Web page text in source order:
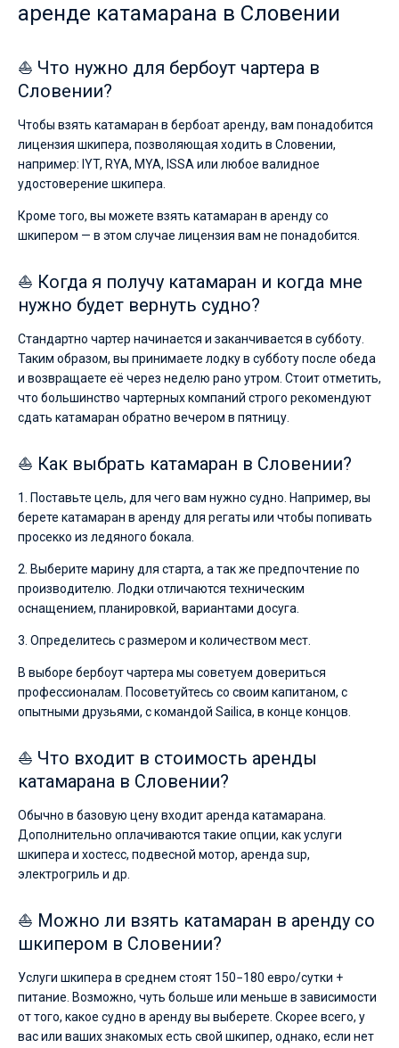
как
спокойного
отдыха,
и
яхтсменов,
которые
не
себе
жизни
Ближайшие
регионы
яхтинга:
Изола,
Порторож.
аренде катамарана в Словении
⛵ Что нужно для бербоут чартера в
Словении?
Чтобы взять катамаран в бербоат аренду, вам понадобится
лицензия шкипера, позволяющая ходить в Словении,
например: IYT, RYA, MYA, ISSA или любое валидное
удостоверение шкипера.
Кроме того, вы можете взять катамаран в аренду со
шкипером — в этом случае лицензия вам не понадобится.
⛵ Когда я получу катамаран и когда мне
нужно будет вернуть судно?
Стандартно чартер начинается и заканчивается в субботу.
Таким образом, вы принимаете лодку в субботу после обеда
и возвращаете её через неделю рано утром. Стоит отметить,
что большинство чартерных компаний строго рекомендуют
сдать катамаран обратно вечером в пятницу.
⛵ Как выбрать катамаран в Словении?
1. Поставьте цель, для чего вам нужно судно. Например, вы
берете катамаран в аренду для регаты или чтобы попивать
просекко из ледяного бокала.
2. Выберите марину для старта, а так же предпочтение по
производителю. Лодки отличаются техническим
оснащением, планировкой, вариантами досуга.
3. Определитесь с размером и количеством мест.
В выборе бербоут чартера мы советуем довериться
профессионалам. Посоветуйтесь со своим капитаном, с
опытными друзьями, с командой Sailica, в конце концов.
⛵ Что входит в стоимость аренды
катамарана в Словении?
Обычно в базовую цену входит аренда катамарана.
Дополнительно оплачиваются такие опции, как услуги
шкипера и хостесс, подвесной мотор, аренда sup,
электрогриль и др.
⛵ Можно ли взять катамаран в аренду со
шкипером в Словении?
Услуги шкипера в среднем стоят 150−180 евро/сутки +
питание. Возможно, чуть больше или меньше в зависимости
от того, какое судно в аренду вы выберете. Скорее всего, у
вас или ваших знакомых есть свой шкипер, однако, если нет